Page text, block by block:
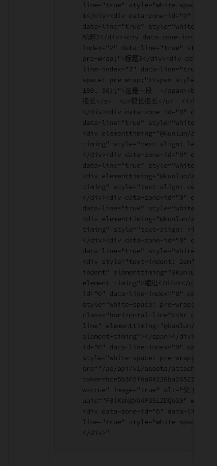
line="true" style="white-space:
1</div><div data-zone-id="0"
data-line="true" style="white-
标题2</div><div data-zone-id="0"
index="2" data-line="true"
pre-wrap;">标题3</div><div data-
line-index="3" data-line="true"
space: pre-wrap;"><span
199, 36);">这是一段  </span><b>很长
很长</s>  <u>很长很长</u>  <i>很长很
</div><div data-zone-id="0" data-
data-line="true" style="white-
<div elementtiming="@kunlun/app-
timing" style="text-align: left;">左
</div><div data-zone-id="0" data-
data-line="true" style="white-
<div elementtiming="@kunlun/app-
timing" style="text-align: center;">
</div><div data-zone-id="0" data-
data-line="true" style="white-
<div elementtiming="@kunlun/app-
timing" style="text-align: right;">
</div><div data-zone-id="0" data-
data-line="true" style="white-
<div style="text-indent: 2em"
indent" elementtiming="@kunlun/
element-timing">缩进</div></
id="0" data-line-index="8" data-
style="white-space: pre-
class="horizontal-line"><hr
line" elementtiming="@kunlun/app-
element-timing"></span></div><div
id="0" data-line-index="9" data-
style="white-space: pre-
src="/ae/api/v1/assets/attachment/
w=true" image="true" alt="梨子
uuid="F0lKsNgVU4P35LZDQoG0"
<div data-zone-id="0" data-line-
line="true" style="white-space:
</div>"